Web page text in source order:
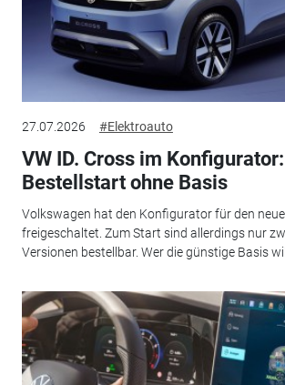
27.07.2026 #Elektroauto
VW ID. Cross im Konfigurator:
Bestellstart ohne Basis
Volkswagen hat den Konfigurator für den
freigeschaltet. Zum Start sind allerdings nur
Versionen bestellbar. Wer die günstige Basis